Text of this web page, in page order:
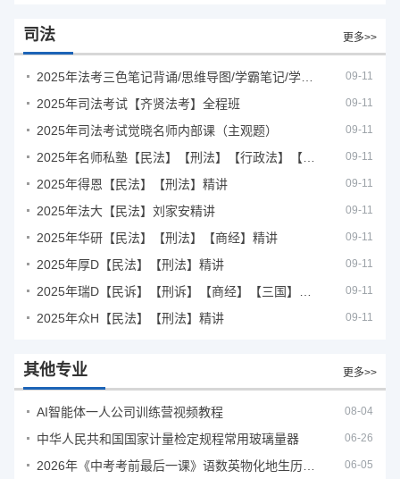
司法 更多>>
09-11
2025年司法考试【齐贤法考】全程班 09-11
2025年司法考试觉晓名师内部课（主观题） 09-11
09-11
2025年得恩【民法】【刑法】精讲 09-11
2025年法大【民法】刘家安精讲 09-11
2025年华研【民法】【刑法】【商经】精讲 09-11
2025年厚D【民法】【刑法】精讲 09-11
09-11
2025年众H【民法】【刑法】精讲 09-11
其他专业 更多>>
AI智能体一人公司训练营视频教程 08-04
中华人民共和国国家计量检定规程常用玻璃量器 06-26
06-05